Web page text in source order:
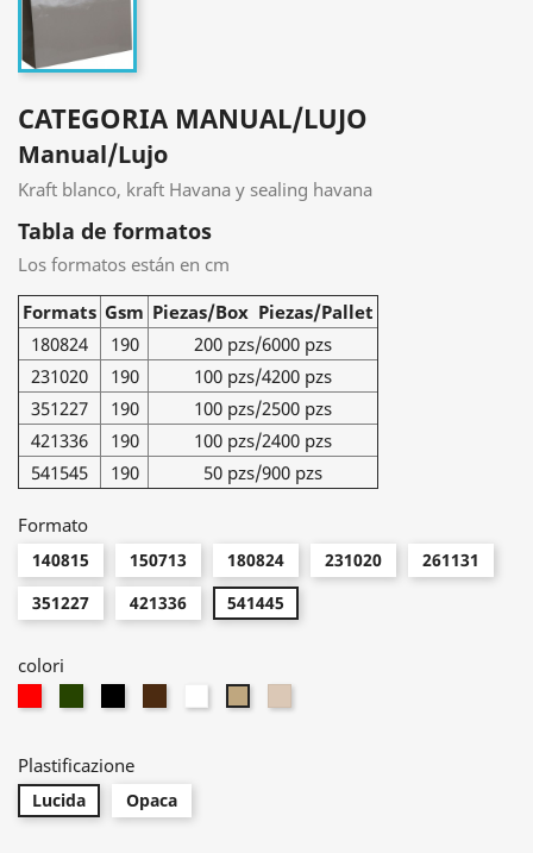
CATEGORIA MANUAL/LUJO
Manual/Lujo
Kraft blanco, kraft Havana y sealing havana
Tabla de formatos
Los formatos están en cm
Formats Gsm Piezas/Box Piezas/Pallet
180824
190
200 pzs/6000 pzs
231020
190
100 pzs/4200 pzs
351227
190
100 pzs/2500 pzs
421336
190
100 pzs/2400 pzs
541545
190 50 pzs/900 pzs
Formato
140815 150713 180824 231020
261131
351227
421336 541445
colori
Plastificazione
Lucida Opaca